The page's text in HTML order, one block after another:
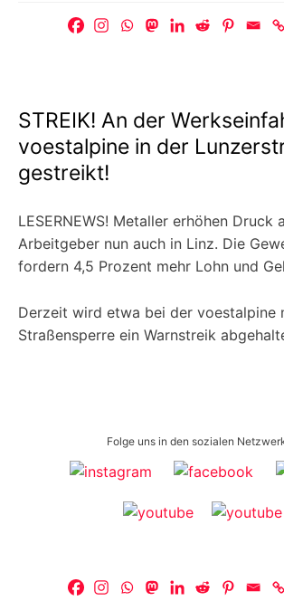
STREIK! An der
voestalpine in der
gestreikt!
LESERNEWS! Metaller erhöhen Druck
Arbeitgeber nun auch in Linz. Die
fordern 4,5 Prozent mehr Lohn und
Derzeit wird etwa bei der voestalpine
Straßensperre ein Warnstreik
Folge uns in den sozialen